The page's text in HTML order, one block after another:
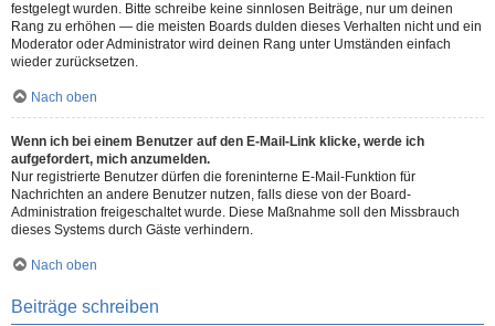
festgelegt wurden. Bitte schreibe keine sinnlosen Beiträge, nur um deinen
Rang zu erhöhen — die meisten Boards dulden dieses Verhalten nicht und ein
Moderator oder Administrator wird deinen Rang unter Umständen einfach
wieder zurücksetzen.
Nach oben
Wenn ich bei einem Benutzer auf den E-Mail-Link klicke, werde ich
aufgefordert, mich anzumelden.
Nur registrierte Benutzer dürfen die foreninterne E-Mail-Funktion für
Nachrichten an andere Benutzer nutzen, falls diese von der Board-
Administration freigeschaltet wurde. Diese Maßnahme soll den Missbrauch
dieses Systems durch Gäste verhindern.
Nach oben
Beiträge schreiben